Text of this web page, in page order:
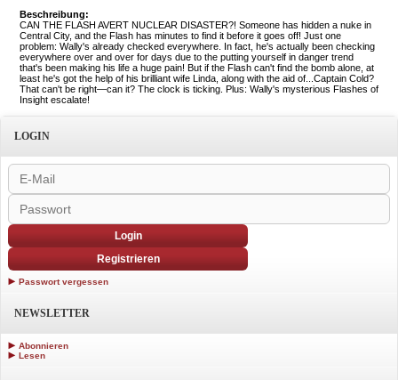
Beschreibung:
CAN THE FLASH AVERT NUCLEAR DISASTER?! Someone has hidden a nuke in
Central City, and the Flash has minutes to find it before it goes off! Just one
problem: Wally's already checked everywhere. In fact, he's actually been checking
everywhere over and over for days due to the putting yourself in danger trend
that's been making his life a huge pain! But if the Flash can't find the bomb alone, at
least he's got the help of his brilliant wife Linda, along with the aid of...Captain Cold?
That can't be right—can it? The clock is ticking. Plus: Wally's mysterious Flashes of
Insight escalate!
LOGIN
Login
Registrieren
Passwort vergessen
NEWSLETTER
Abonnieren
Lesen